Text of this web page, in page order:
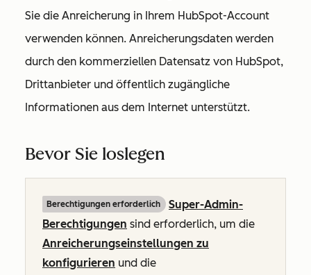
Sie die Anreicherung in Ihrem HubSpot-Account
verwenden können. Anreicherungsdaten werden
durch den kommerziellen Datensatz von HubSpot,
Drittanbieter und öffentlich zugängliche
Informationen aus dem Internet unterstützt.
Bevor Sie loslegen
Berechtigungen erforderlich
Super-Admin-
Berechtigungen sind erforderlich, um die
Anreicherungseinstellungen zu
konfigurieren und die